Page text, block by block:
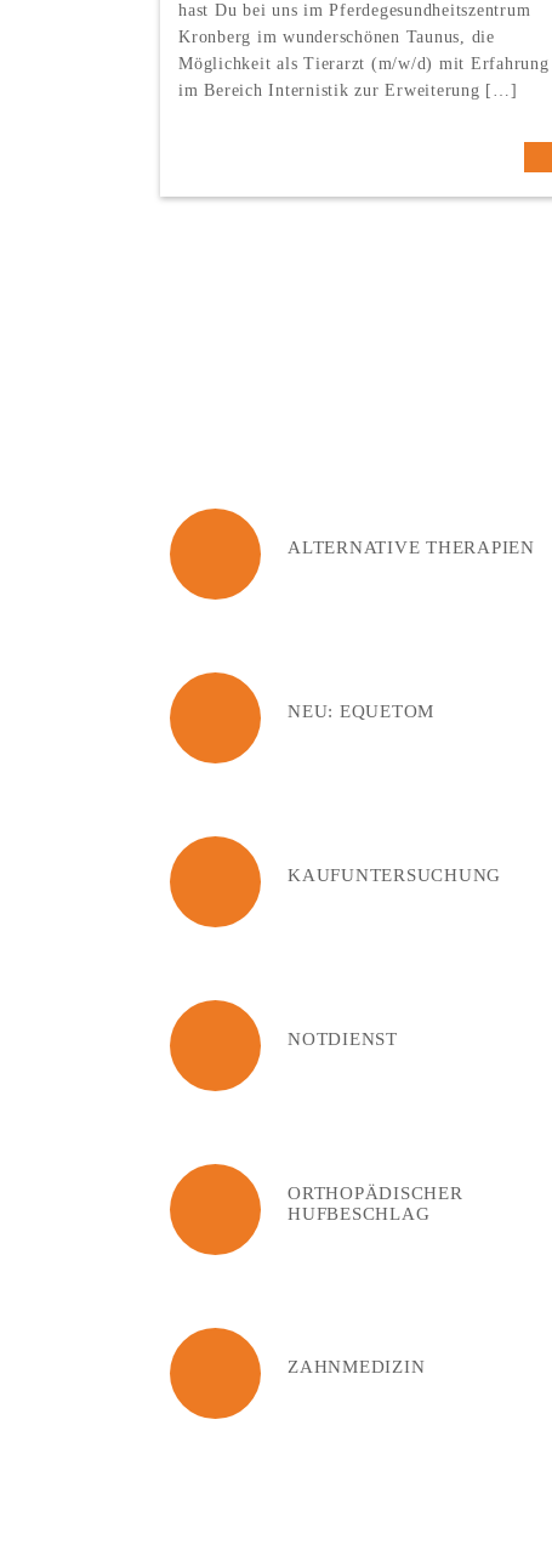
hast Du bei uns im Pferdegesundheitszentrum
Kronberg im wunderschönen Taunus, die
Möglichkeit als Tierarzt (m/w/d) mit Erfahrung
im Bereich Internistik zur Erweiterung […]
ALTERNATIVE THERAPIEN
NEU: EQUETOM
KAUFUNTERSUCHUNG
NOTDIENST
ORTHOPÄDISCHER
HUFBESCHLAG
ZAHNMEDIZIN